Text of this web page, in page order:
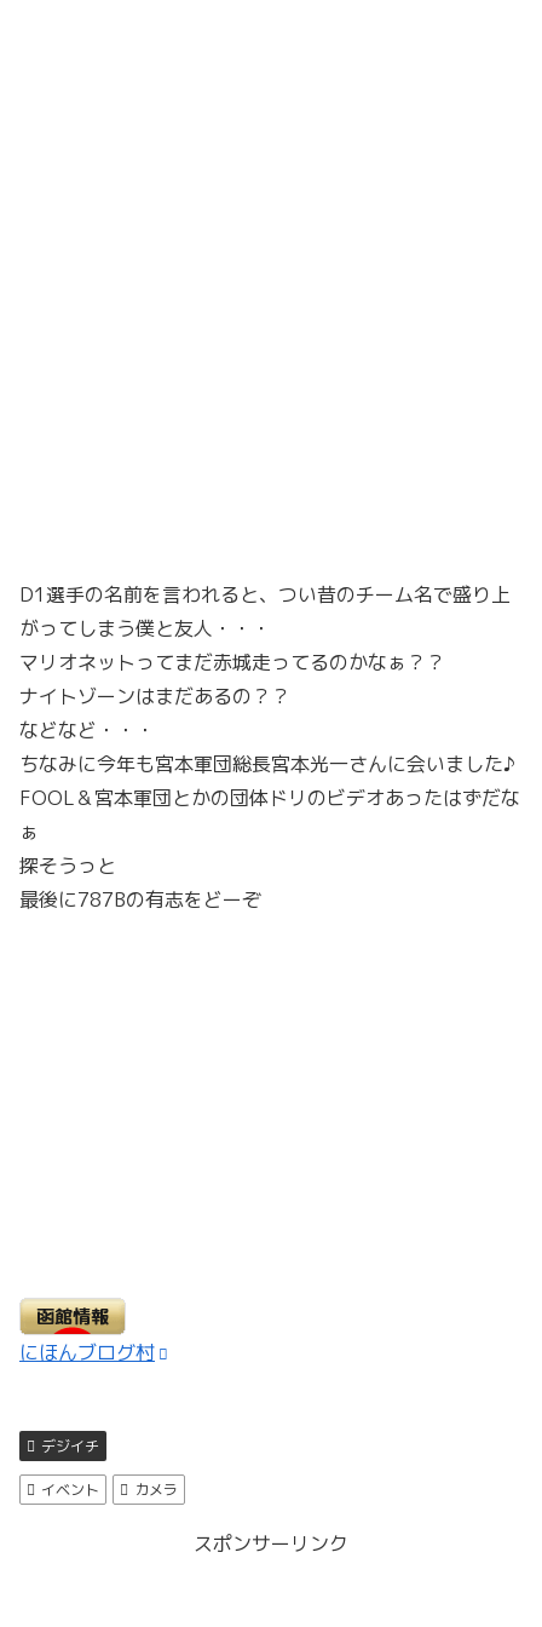
D1選手の名前を言われると、つい昔のチーム名で盛り上
がってしまう僕と友人・・・
マリオネットってまだ赤城走ってるのかなぁ？？
ナイトゾーンはまだあるの？？
などなど・・・
ちなみに今年も宮本軍団総長宮本光一さんに会いました♪
FOOL＆宮本軍団とかの団体ドリのビデオあったはずだな
ぁ
探そうっと
最後に787Bの有志をどーぞ
にほんブログ村
デジイチ
イベント カメラ
スポンサーリンク